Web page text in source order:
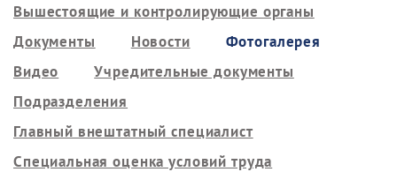
Вышестоящие и контролирующие органы
Документы
Новости
Фотогалерея
Видео
Учредительные документы
Подразделения
Главный внештатный специалист
Специальная оценка условий труда